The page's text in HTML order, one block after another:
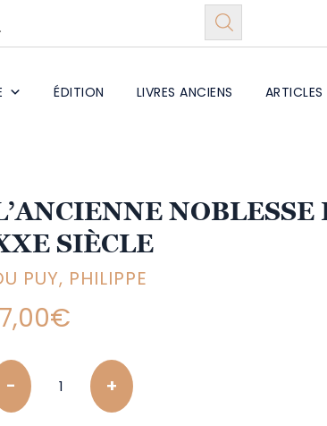
ÉDITION LIVRES ANCIENS ARTICLES
SIÈCLE
PUY, PHILIPPE
€